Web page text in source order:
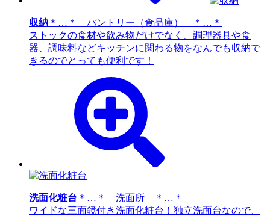
収納 ＊…＊ パントリー（食品庫） ＊…＊
ストックの食材や飲み物だけでなく、調理器具や食
器、調味料などキッチンに関わる物をなんでも収納で
きるのでとっても便利です！
洗面化粧台 ＊…＊ 洗面所 ＊…＊
ワイドな三面鏡付き洗面化粧台！独立洗面台なので、